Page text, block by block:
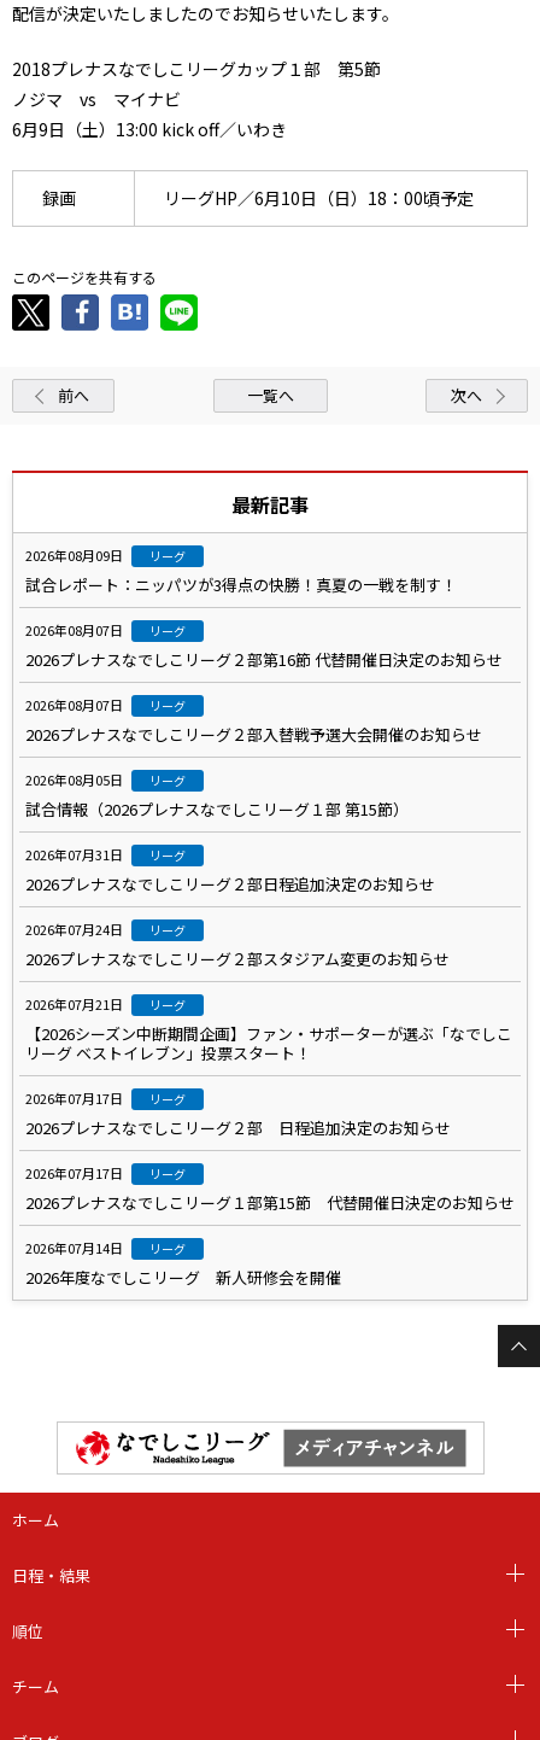
配信が決定いたしましたのでお知らせいたします。
2018プレナスなでしこリーグカップ１部 第5節
ノジマ vs マイナビ
6月9日（土）13:00 kick off／いわき
録画 リーグHP／6月10日（日）18：00頃予定
このページを共有する
前へ 一覧へ 次へ
最新記事
2026年08月09日 リーグ
試合レポート：ニッパツが3得点の快勝！真夏の一戦を制す！
2026年08月07日 リーグ
2026プレナスなでしこリーグ２部第16節 代替開催日決定のお知らせ
2026年08月07日 リーグ
2026プレナスなでしこリーグ２部入替戦予選大会開催のお知らせ
2026年08月05日 リーグ
試合情報（2026プレナスなでしこリーグ１部 第15節）
2026年07月31日 リーグ
2026プレナスなでしこリーグ２部日程追加決定のお知らせ
2026年07月24日 リーグ
2026プレナスなでしこリーグ２部スタジアム変更のお知らせ
2026年07月21日 リーグ
【2026シーズン中断期間企画】ファン・サポーターが選ぶ「なでしこ
リーグ ベストイレブン」投票スタート！
2026年07月17日 リーグ
2026プレナスなでしこリーグ２部 日程追加決定のお知らせ
2026年07月17日 リーグ
2026プレナスなでしこリーグ１部第15節 代替開催日決定のお知らせ
2026年07月14日 リーグ
2026年度なでしこリーグ 新人研修会を開催
ホーム
日程・結果
順位
チーム